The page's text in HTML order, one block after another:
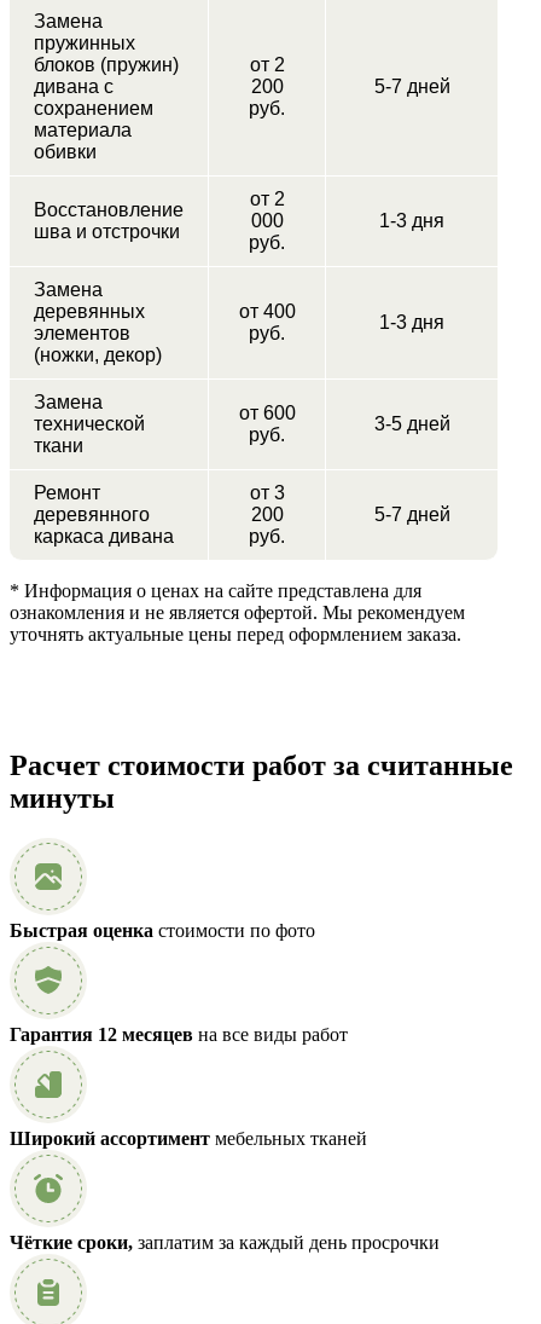
Замена
пружинных
блоков (пружин)
дивана с
сохранением
материала
обивки
от 2
200
руб.
5-7 дней
Восстановление
шва и отстрочки
от 2
000
руб.
1-3 дня
Замена
деревянных
элементов
(ножки, декор)
от 400
руб.
1-3 дня
Замена
технической
ткани
от 600
руб.
3-5 дней
Ремонт
деревянного
каркаса дивана
от 3
200
руб.
5-7 дней
* Информация о ценах на сайте представлена для
ознакомления и не является офертой. Мы рекомендуем
уточнять актуальные цены перед оформлением заказа.
Расчет стоимости работ за считанные
минуты
Быстрая оценка стоимости по фото
Гарантия 12 месяцев на все виды работ
Широкий ассортимент мебельных тканей
Чёткие сроки, заплатим за каждый день просрочки